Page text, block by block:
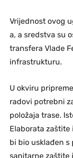
Vrijednost ovog
a, a sredstva su
transfera Vlade
infrastrukturu.
U okviru
radovi potrebni
položaja trase.
Elaborata zaštite
bi bio usklađen s
sanitarne zaštite